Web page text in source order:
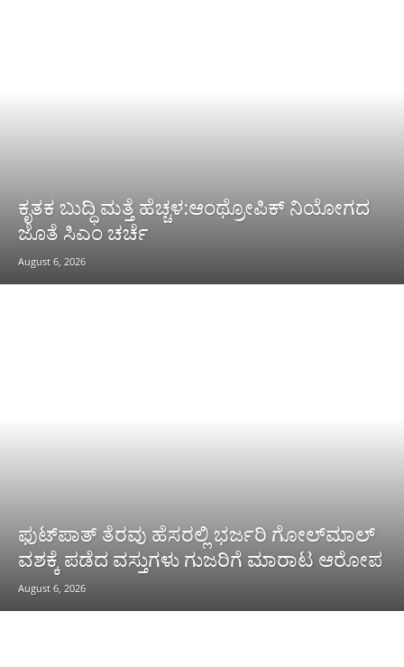
ಕೃತಕ ಬುದ್ಧಿ ಮತ್ತೆ ಹೆಚ್ಚಳ:ಆಂಥ್ರೋಪಿಕ್ ನಿಯೋಗದ
ಜೊತೆ ಸಿಎಂ ಚರ್ಚೆ
August 6, 2026
ಫುಟ್‌ಪಾತ್ ತೆರವು ಹೆಸರಲ್ಲಿ ಭರ್ಜರಿ ಗೋಲ್‌ಮಾಲ್
ವಶಕ್ಕೆ ಪಡೆದ ವಸ್ತುಗಳು ಗುಜರಿಗೆ ಮಾರಾಟ ಆರೋಪ
August 6, 2026